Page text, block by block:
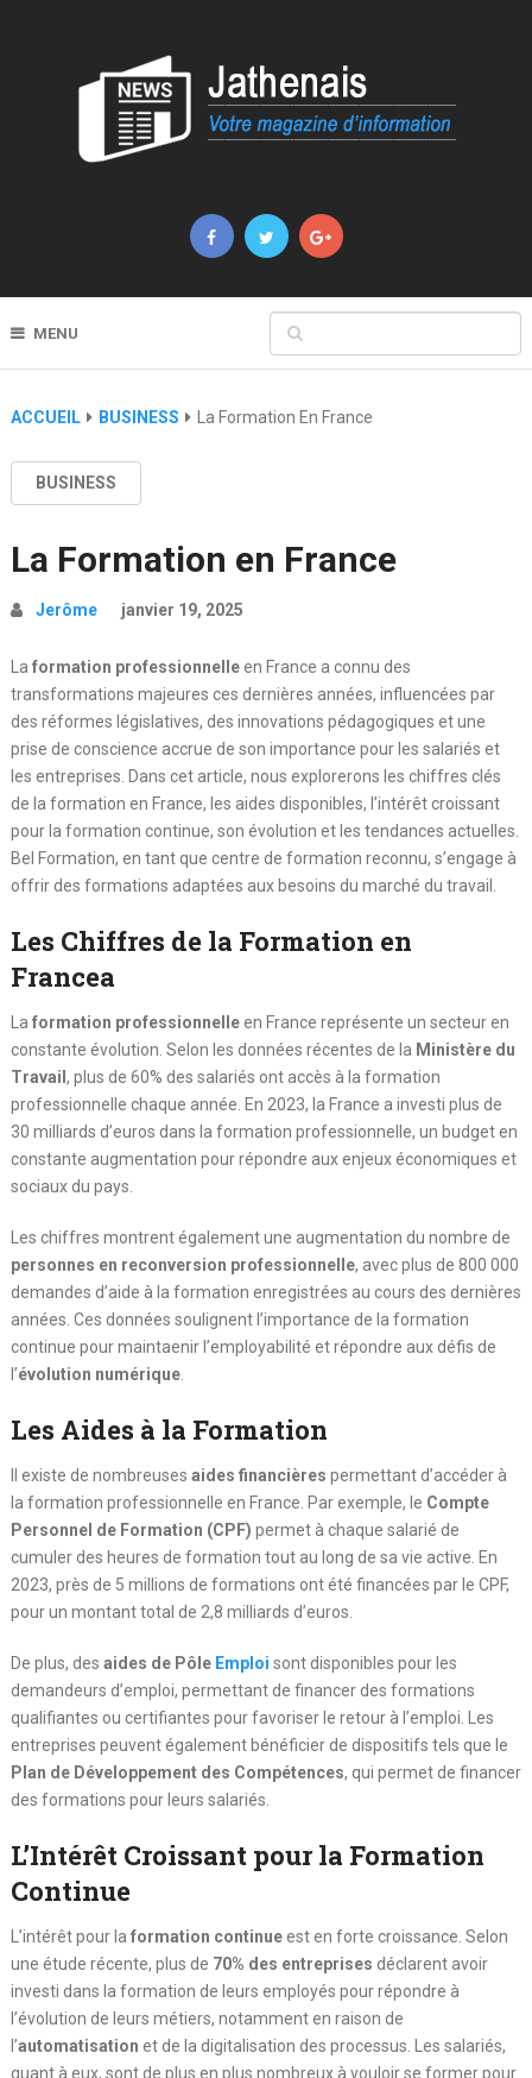
MENU
ACCUEIL BUSINESS La Formation En France
BUSINESS
La Formation en France
Jerôme janvier 19, 2025
La formation professionnelleen France a connu des
transformations majeures ces dernières années, influencées par
des réformes législatives, des innovations pédagogiques et une
prise de conscience accrue de son importance pour les salariés et
les entreprises. Dans cet article, nous explorerons les chiffres clés
de la formation en France, les aides disponibles, l’intérêt croissant
pour la formation continue, son évolution et les tendances actuelles.
Bel Formation, en tant que centre de formation reconnu, s’engage à
offrir des formations adaptées aux besoins du marché du travail.
Les Chiffres de la Formation en
Francea
La formation professionnelleen France représente un secteur en
constante évolution. Selon les données récentes de la Ministère du
Travail , plus de 60% des salariés ont accès à la formation
professionnelle chaque année. En 2023, la France a investi plus de
30 milliards d’euros dans la formation professionnelle, un budget en
constante augmentation pour répondre aux enjeux économiques et
sociaux du pays.
Les chiffres montrent également une augmentation du nombre de
personnes en reconversion professionnelle, avec plus de 800 000
demandes d’aide à la formation enregistrées au cours des dernières
années. Ces données soulignent l’importance de la formation
continue pour maintaenir l’employabilité et répondre aux défis de
l’évolution numérique.
Les Aides à la Formation
Il existe de nombreuses aides financières permettant d’accéder à
la formation professionnelle en France. Par exemple, le Compte
Personnel de Formation (CPF) permet à chaque salarié de
cumuler des heures de formation tout au long de sa vie active. En
2023, près de 5 millions de formations ont été financées par le CPF,
pour un montant total de 2,8 milliards d’euros.
De plus, des aides de Pôle Emploi sont disponibles pour les
demandeurs d’emploi, permettant de financer des formations
qualifiantes ou certifiantes pour favoriser le retour à l’emploi. Les
entreprises peuvent également bénéficier de dispositifs tels que le
Plan de Développement des Compétences, qui permet de financer
des formations pour leurs salariés.
L’Intérêt Croissant pour la Formation
Continue
L’intérêt pour la formation continueest en forte croissance. Selon
une étude récente, plus de 70% des entreprises déclarent avoir
investi dans la formation de leurs employés pour répondre à
l’évolution de leurs métiers, notamment en raison de
l’automatisation et de la digitalisation des processus. Les salariés,
quant à eux, sont de plus en plus nombreux à vouloir se former pour